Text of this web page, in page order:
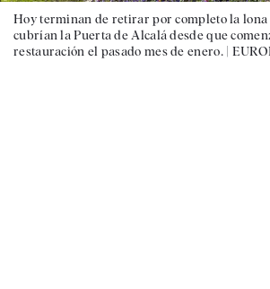
Hoy terminan de retirar por completo la lona
cubrían la Puerta de Alcalá desde que
restauración el pasado mes de enero. |